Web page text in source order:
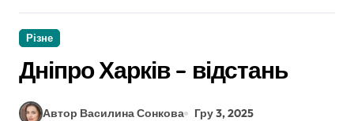
Різне
Дніпро Харків – відстань
Автор Василина Сонкова
Гру 3, 2025